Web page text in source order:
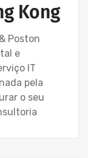
Kong
Poston
e
IT
pela
o seu